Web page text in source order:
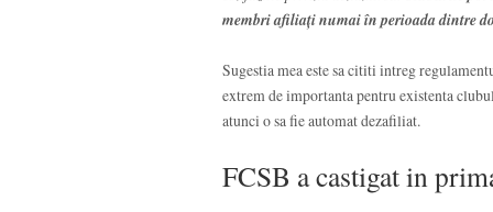
membri afiliaţi numai în perioada dintre
Sugestia mea este sa cititi intreg
extrem de importanta pentru existenta
atunci o sa fie automat dezafiliat.
FCSB a castigat in